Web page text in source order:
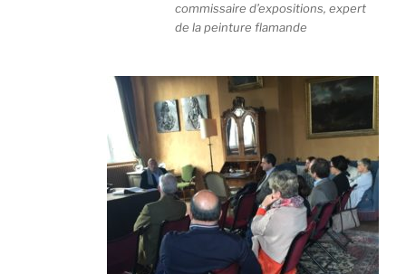
commissaire d’expositions, expert
de la peinture flamande